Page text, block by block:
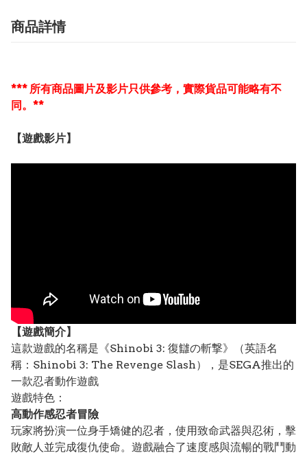
商品詳情
*** 所有商品圖片及影片只供參考，實際貨品可能略有不
同。**
【遊戲影片】
【遊戲簡介】
這款遊戲的名稱是《Shinobi 3: 復讎の斬撃》（英語名
稱：Shinobi 3: The Revenge Slash），是SEGA推出的
一款忍者動作遊戲
遊戲特色：
高動作感忍者冒險
玩家將扮演一位身手矯健的忍者，使用致命武器與忍術，擊
敗敵人並完成復仇使命。遊戲融合了速度感與流暢的戰鬥動